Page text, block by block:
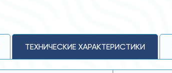
ТЕХНИЧЕСКИЕ ХАРАКТЕРИСТИКИ